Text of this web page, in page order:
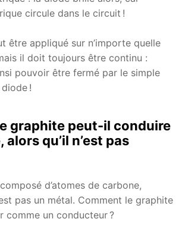
circule dans le circuit !
être appliqué sur n’importe quelle
il doit toujours être continu :
pouvoir être fermé par le simple
!
graphite peut-il conduire
alors qu’il n’est pas
d’atomes de carbone,
pas un métal. Comment le graphite
comme un conducteur ?